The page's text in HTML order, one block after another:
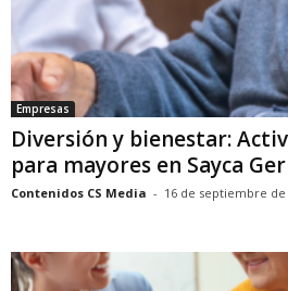
Empresas
Diversión y bienestar:
para mayores en Sayca
Contenidos CS Media - 16 de septiembre de